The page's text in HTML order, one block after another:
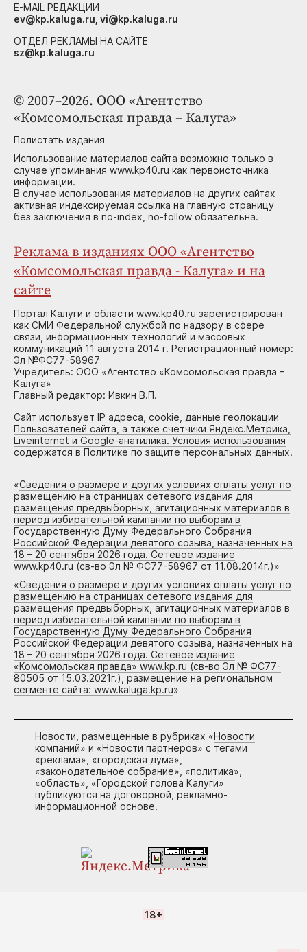
© 2007–2026. ООО «Агентство
«Комсомольская правда – Калуга»
Полистать издания
Использование материалов сайта возможно только в
случае упоминания www.kp40.ru как первоисточника
информации.
В случае использования материалов на других сайтах
активная индексируемая ссылка на главную страницу
без заключения в no-index, no-follow обязательна.
Реклама в изданиях ООО «Агентство
«Комсомольская правда - Калуга» и на
сайте
Портал Калуги и области www.kp40.ru зарегистрирован
как СМИ Федеральной службой по надзору в сфере
связи, информационных технологий и массовых
коммуникаций 11 августа 2014 г. Регистрационный номер:
Эл №ФС77-58967
Учредитель: ООО «Агентство «Комсомольская правда –
Калуга»
Главный редактор: Ивкин В.П.
Сайт использует IP адреса, cookie, данные геолокации
Пользователей сайта, а также счетчики Яндекс.Метрика,
Liveinternet и Google-анатилика. Условия использования
содержатся в Политике по защите персональных данных.
«Сведения о размере и других условиях оплаты услуг по
размещению на страницах сетевого издания для
размещения предвыборных, агитационных материалов в
период избирательной кампании по выборам в
Государственную Думу Федерального Собрания
Российской Федерации девятого созыва, назначенных на
18 – 20 сентября 2026 года. Сетевое издание
www.kp40.ru (св-во Эл № ФС77-58967 от 11.08.2014г.)»
«Сведения о размере и других условиях оплаты услуг по
размещению на страницах сетевого издания для
размещения предвыборных, агитационных материалов в
период избирательной кампании по выборам в
Государственную Думу Федерального Собрания
Российской Федерации девятого созыва, назначенных на
18 – 20 сентября 2026 года. Сетевое издание
«Комсомольская правда» www.kp.ru (св-во Эл № ФС77-
80505 от 15.03.2021г.), размещение на региональном
сегменте сайта: www.kaluga.kp.ru»
Новости, размещенные в рубриках «Новости
компаний» и «Новости партнеров» с тегами
«реклама», «городская дума»,
«законодательное собрание», «политика»,
«область», «Городской голова Калуги»
публикуются на договорной, рекламно-
информационной основе.
E-MAIL РЕДАКЦИИ
ev@kp.kaluga.ru, vi@kp.kaluga.ru
ОТДЕЛ РЕКЛАМЫ НА САЙТЕ
sz@kp.kaluga.ru
18+